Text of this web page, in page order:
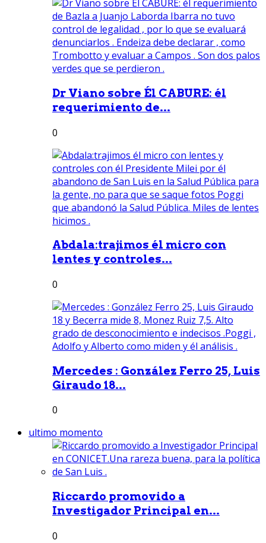
Dr Viano sobre Él CABURE: él
requerimiento de...
0
Abdala:trajimos él micro con
lentes y controles...
0
Mercedes : González Ferro 25, Luis
Giraudo 18...
0
ultimo momento
Riccardo promovido a
Investigador Principal en...
0